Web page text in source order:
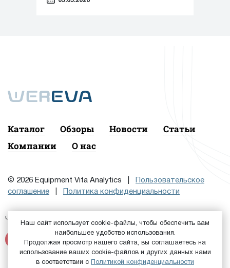
Каталог Обзоры Новости
Статьи
Компании
О нас
© 2026 Equipment Vita Analytics |
Пользовательское
соглашение
Политика конфиденциальности
Чтобы подписаться на рассылку, сначала Войдите или
Зарегистрируйтесь
Наш сайт использует cookie-файлы, чтобы обеспечить вам
наибольшее удобство использования.
Продолжая просмотр нашего сайта, вы соглашаетесь на
использование ваших cookie-файлов и других данных нами
в соответствии с
Политикой конфиденциальности